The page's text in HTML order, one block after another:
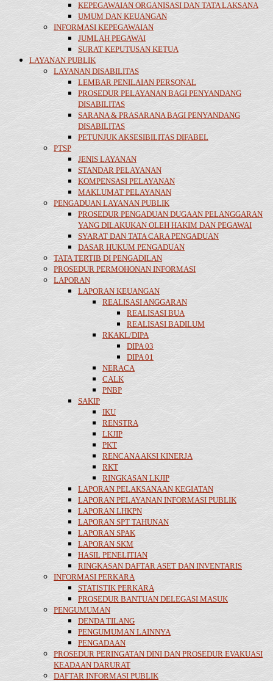
KEPEGAWAIAN ORGANISASI DAN TATA LAKSANA
UMUM DAN KEUANGAN
INFORMASI KEPEGAWAIAN
JUMLAH PEGAWAI
SURAT KEPUTUSAN KETUA
LAYANAN PUBLIK
LAYANAN DISABILITAS
LEMBAR PENILAIAN PERSONAL
PROSEDUR PELAYANAN BAGI PENYANDANG
DISABILITAS
SARANA & PRASARANA BAGI PENYANDANG
DISABILITAS
PETUNJUK AKSESIBILITAS DIFABEL
PTSP
JENIS LAYANAN
STANDAR PELAYANAN
KOMPENSASI PELAYANAN
MAKLUMAT PELAYANAN
PENGADUAN LAYANAN PUBLIK
PROSEDUR PENGADUAN DUGAAN PELANGGARAN
YANG DILAKUKAN OLEH HAKIM DAN PEGAWAI
SYARAT DAN TATA CARA PENGADUAN
DASAR HUKUM PENGADUAN
TATA TERTIB DI PENGADILAN
PROSEDUR PERMOHONAN INFORMASI
LAPORAN
LAPORAN KEUANGAN
REALISASI ANGGARAN
REALISASI BUA
REALISASI BADILUM
RKAKL/DIPA
DIPA 03
DIPA 01
NERACA
CALK
PNBP
SAKIP
IKU
RENSTRA
LKJIP
PKT
RENCANA AKSI KINERJA
RKT
RINGKASAN LKJIP
LAPORAN PELAKSANAAN KEGIATAN
LAPORAN PELAYANAN INFORMASI PUBLIK
LAPORAN LHKPN
LAPORAN SPT TAHUNAN
LAPORAN SPAK
LAPORAN SKM
HASIL PENELITIAN
RINGKASAN DAFTAR ASET DAN INVENTARIS
INFORMASI PERKARA
STATISTIK PERKARA
PROSEDUR BANTUAN DELEGASI MASUK
PENGUMUMAN
DENDA TILANG
PENGUMUMAN LAINNYA
PENGADAAN
PROSEDUR PERINGATAN DINI DAN PROSEDUR EVAKUASI
KEADAAN DARURAT
DAFTAR INFORMASI PUBLIK